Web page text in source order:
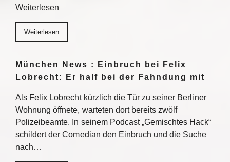
Weiterlesen
Weiterlesen
München News : Einbruch bei Felix
Lobrecht: Er half bei der Fahndung mit
Als Felix Lobrecht kürzlich die Tür zu seiner Berliner
Wohnung öffnete, warteten dort bereits zwölf
Polizeibeamte. In seinem Podcast „Gemischtes Hack“
schildert der Comedian den Einbruch und die Suche
nach…